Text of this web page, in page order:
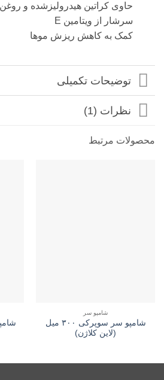
حاوی کراتین هیدرولیزشده و
سرشار از ویتامین E
کمک به کاهش ریزش موها
توضیحات تکمیلی
نظرات (1)
محصولات مرتبط
شامپو سر
شامپو سر سوپرکی ۳۰۰ میل
(لاین کلاژن)